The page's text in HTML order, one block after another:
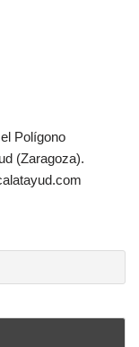
Polígono
(Zaragoza).